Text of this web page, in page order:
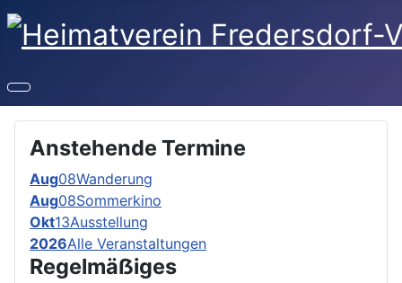
Anstehende Termine
Aug08Wanderung
Aug08Sommerkino
Okt13Ausstellung
2026Alle Veranstaltungen
Regelmäẞiges